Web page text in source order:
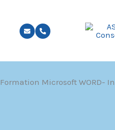
contenu
Formation Microsoft WORD-